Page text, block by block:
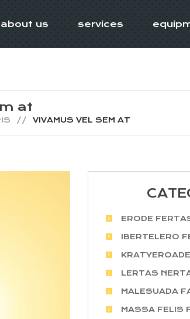
about us services
at
VIVAMUS VEL SEM AT
ERODE
IBERTELERO
LERTAS
MALESUADA
MASSA FELIS